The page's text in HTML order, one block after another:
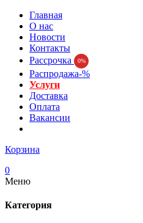
Главная
О нас
Новости
Контакты
Рассрочка
0%
Распродажа-%
Услуги
Доставка
Оплата
Вакансии
Корзина
0
Меню
Категория